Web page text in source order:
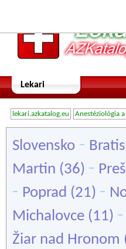
Lekari
lekari.azkatalog.eu Anestéziológia
Slovensko -
Martin (36) -
- Poprad (21) -
Michalovce (11) -
Žiar nad Hronom